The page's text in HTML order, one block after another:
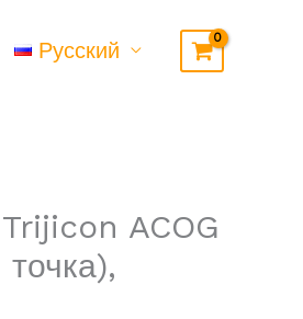
Русский
ACOG